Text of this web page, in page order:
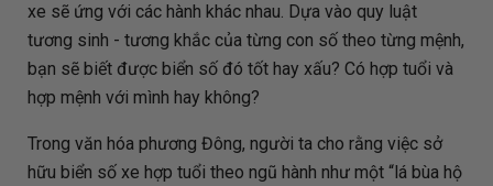
xe sẽ ứng với các hành khác nhau. Dựa vào quy luật
tương sinh - tương khắc của từng con số theo từng mệnh,
bạn sẽ biết được biển số đó tốt hay xấu? Có hợp tuổi và
hợp mệnh với mình hay không?
Trong văn hóa phương Đông, người ta cho rằng việc sở
hữu biển số xe hợp tuổi theo ngũ hành như một “lá bùa hộ